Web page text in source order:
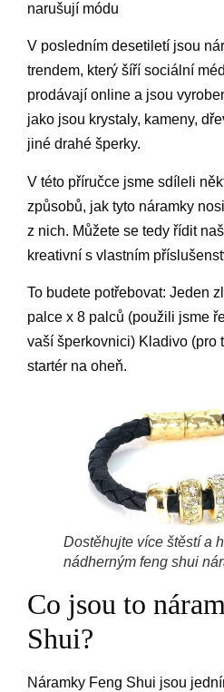
narušují módu
V posledním desetiletí jsou
trendem, který šíří sociální
prodávají online a jsou
jako jsou krystaly, kameny,
jiné drahé šperky.
V této příručce jsme sdíleli
způsobů, jak tyto náramky
z nich. Můžete se tedy řídit
kreativní s vlastním
To budete potřebovat: Jeden
palce x 8 palců (použili jsme
vaší šperkovnici) Kladivo (pro
startér na oheň.
Dostěhujte více štěstí a
nádherným feng shui
Co jsou to
Shui?
Náramky Feng Shui jsou